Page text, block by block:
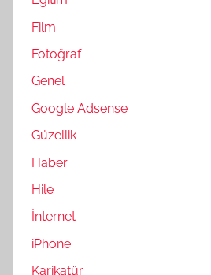
Film
Fotoğraf
Genel
Google Adsense
Güzellik
Haber
Hile
İnternet
iPhone
Karikatür